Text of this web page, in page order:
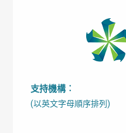
支持機構︰
(以英文字母順序排列)